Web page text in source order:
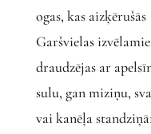
ogas, kas
Garšvielas
draudzējas ar
sulu, gan miziņu,
vai kanēļa